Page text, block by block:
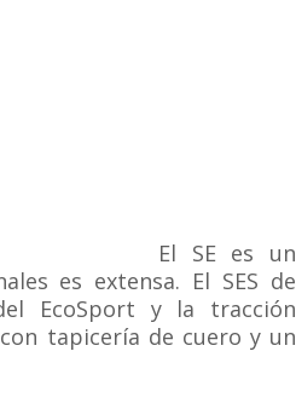
El SE es un
es extensa. El SES de
EcoSport y la tracción
tapicería de cuero y un